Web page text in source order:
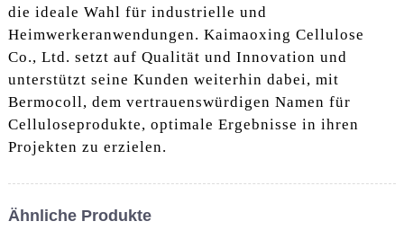
die ideale Wahl für industrielle und
Heimwerkeranwendungen. Kaimaoxing Cellulose
Co., Ltd. setzt auf Qualität und Innovation und
unterstützt seine Kunden weiterhin dabei, mit
Bermocoll, dem vertrauenswürdigen Namen für
Celluloseprodukte, optimale Ergebnisse in ihren
Projekten zu erzielen.
Ähnliche Produkte